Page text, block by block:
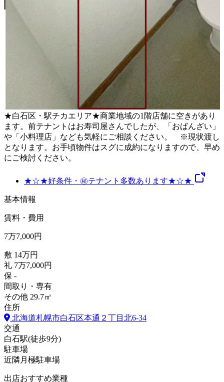
★白石区・駅チカエリア★商業地域の1階店舗に空きがあり
ます。前テナントはお寿司屋さんでしたが、「おばんざい」
や「小料理店」なども気軽にご相談ください。 ※現状渡し
となります。お手頃物件はスグに成約になりますので、早め
にご検討ください。
★☆★好条件・㊙テナント多数あります★☆★
基本情報
賃料・費用
7万7,000円
敷 14万円
礼 7万7,000円
保 -
間取り・専有
その他 29.7㎡
住所
北海道札幌市白石区本通２丁目北6-34
交通
白石駅(徒歩9分)
駐車場
近隣月極駐車場
出店おすすめ業種